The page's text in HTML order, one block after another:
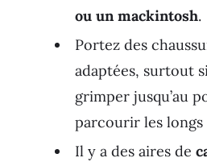
ou un mackintosh.
Portez des
adaptées, surtout
grimper jusqu’au
parcourir les longs
Il y a des aires de